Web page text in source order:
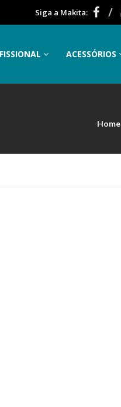
Siga a Makita:
ACESSÓRIOS
Home